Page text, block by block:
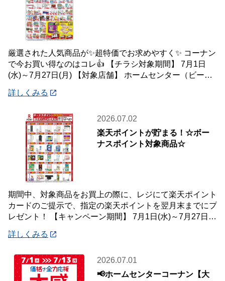
厳選された人気商品が✨超特価でお求めやすく✨ コーナン
で今お買い得なのはコレ👍 【チラシ対象期間】 7月1日
(水)～7月27日(月) 【対象店舗】 ホームセンター（ビーバ
詳しくみる
2026.07.02
楽天ポイントが貯まる！☆ボー
ナスポイント対象商品☆
期間中、対象商品をお買上の際に、レジにて楽天ポイント
カードのご提示で、指定の楽天ポイントを翌月末までにプ
レゼント！ 【キャンペーン期間】 7月1日(水)～7月27日
詳しくみる
2026.07.01
📢ホームセンターコーナン【大